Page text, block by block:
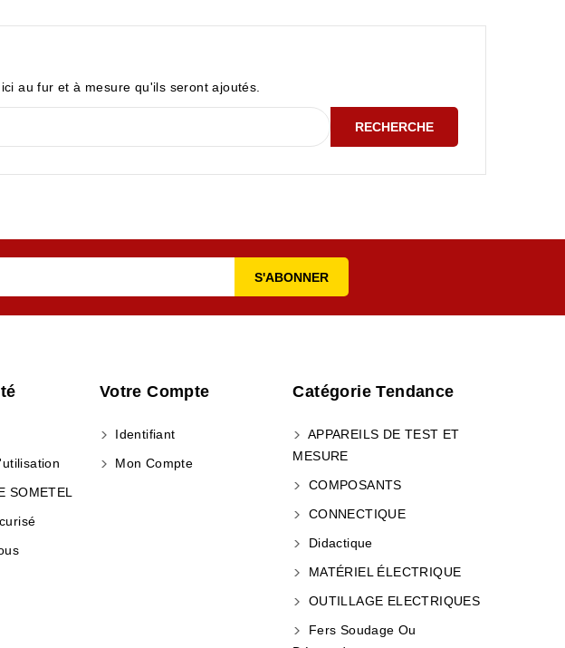
au fur et à mesure qu'ils seront ajoutés.
RECHERCHE
SOMETEL
Votre Compte
Identifiant
Mon Compte
Catégorie Tendance
APPAREILS DE TEST ET
MESURE
COMPOSANTS
CONNECTIQUE
Didactique
MATÉRIEL ÉLECTRIQUE
OUTILLAGE ELECTRIQUES
Fers Soudage Ou